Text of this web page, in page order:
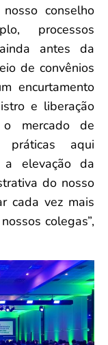
conselho
processos
antes da
de convênios
encurtamento
e liberação
mercado de
aqui
a elevação da
do nosso
cada vez mais
colegas”,